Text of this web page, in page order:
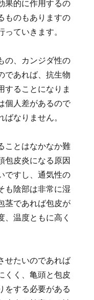
果的に作用するの
ものもありますの
ていきます。
の、カンジダ性の
であれば、抗生物
することになりま
個人差があるので
なりません。
ことはなかなか難
包皮炎になる原因
ですし、通気性の
も陰部は非常に湿
茎であれば包皮が
、温度ともに高く
せたいのであれば
くく、亀頭と包皮
をする必要がある